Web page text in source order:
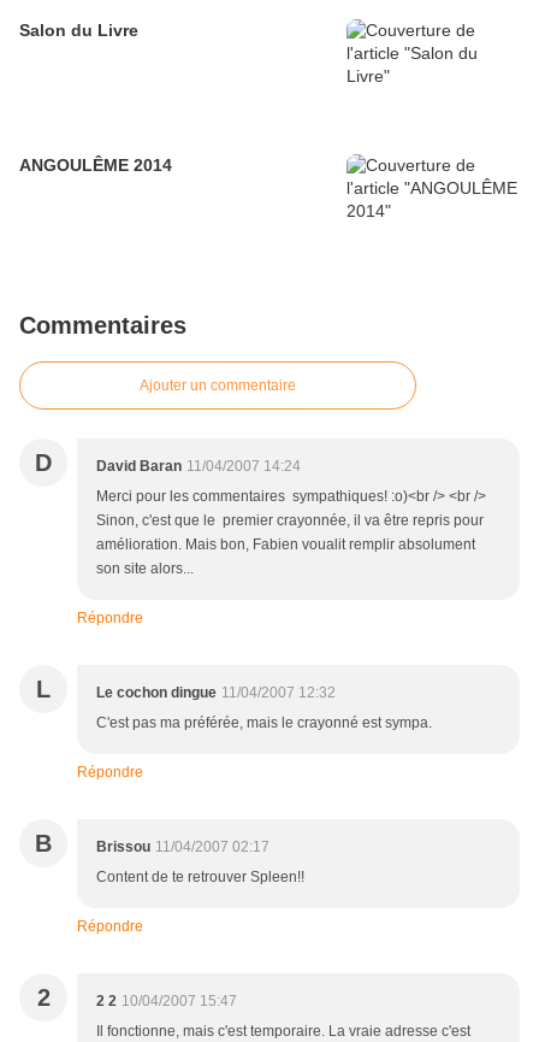
Salon du Livre
ANGOULÊME 2014
Commentaires
Ajouter un commentaire
D David Baran 11/04/2007 14:24
Merci pour les commentaires sympathiques! :o)<br /> <br />
Sinon, c'est que le premier crayonnée, il va être repris pour
amélioration. Mais bon, Fabien voualit remplir absolument
son site alors...
Répondre
L Le cochon dingue 11/04/2007 12:32
C'est pas ma préférée, mais le crayonné est sympa.
Répondre
B Brissou 11/04/2007 02:17
Content de te retrouver Spleen!!
Répondre
2 2 2 10/04/2007 15:47
Il fonctionne, mais c'est temporaire. La vraie adresse c'est